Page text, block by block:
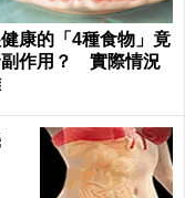
康的「4種食物」竟
副作用？ 實際情況